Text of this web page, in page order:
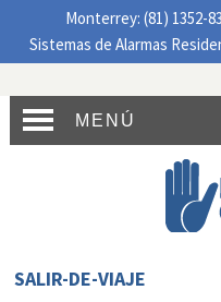
Monterrey: (81) 1352-
Sistemas de Alarmas
MENÚ
SALIR-DE-VIAJE